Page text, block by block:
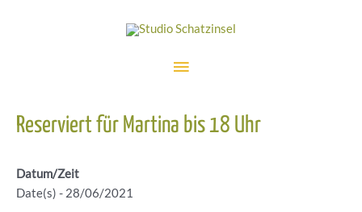
Hauptmenü
Reserviert für Martina bis 18 Uhr
Datum/Zeit
Date(s) - 28/06/2021